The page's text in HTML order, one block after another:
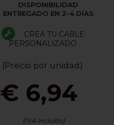
DISPONIBILIDAD
ENTREGADO EN 2-4 DÍAS
CREA TU CABLE
PERSONALIZADO
(Precio por unidad)
€ 6,94
(IVA incluido)